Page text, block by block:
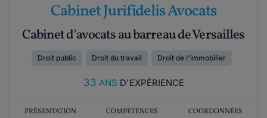
Cabinet Jurifidelis Avocats
Cabinet d'avocats au barreau de Versailles
Droit public Droit du travail Droit de l'immobilier
33 ANS D'EXPÉRIENCE
PRÉSENTATION COMPÉTENCES COORDONNÉES